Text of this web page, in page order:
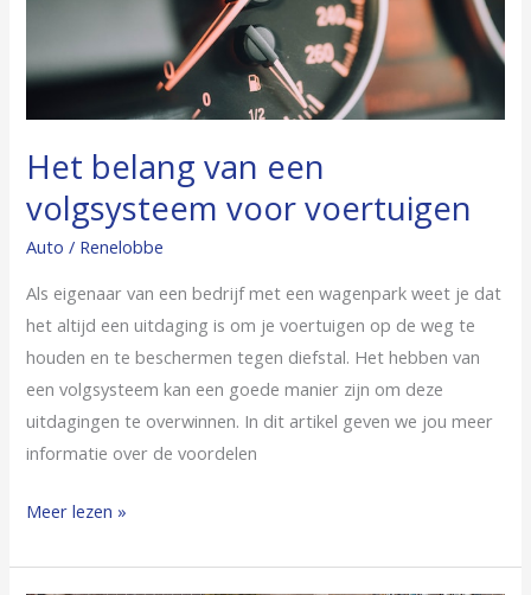
Het belang van een
volgsysteem voor voertuigen
Auto / Renelobbe
Als eigenaar van een bedrijf met een wagenpark weet je dat
het altijd een uitdaging is om je voertuigen op de weg te
houden en te beschermen tegen diefstal. Het hebben van
een volgsysteem kan een goede manier zijn om deze
uitdagingen te overwinnen. In dit artikel geven we jou meer
informatie over de voordelen
Meer lezen »